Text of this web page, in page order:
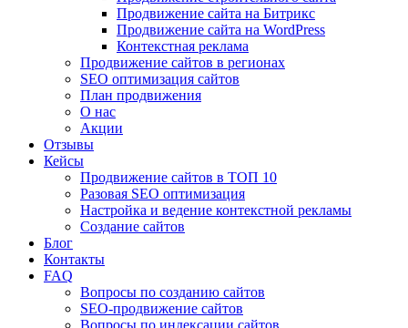
Продвижение сайта на Битрикс
Продвижение сайта на WordPress
Контекстная реклама
Продвижение сайтов в регионах
SEO оптимизация сайтов
План продвижения
О нас
Акции
Отзывы
Кейсы
Продвижение сайтов в ТОП 10
Разовая SEO оптимизация
Настройка и ведение контекстной рекламы
Создание сайтов
Блог
Контакты
FAQ
Вопросы по созданию сайтов
SEO-продвижение сайтов
Вопросы по индексации сайтов